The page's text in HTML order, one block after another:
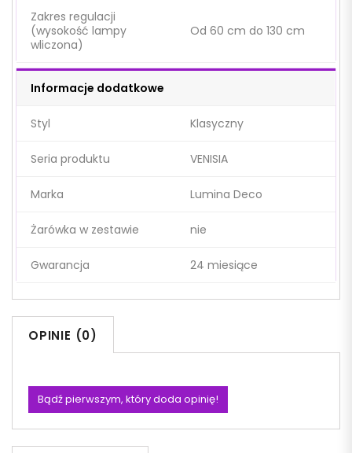
Zakres regulacji
(wysokość lampy
wliczona)
Od 60 cm do 130 cm
Informacje dodatkowe
Styl Klasyczny
Seria produktu VENISIA
Marka Lumina Deco
Żarówka w zestawie nie
Gwarancja 24 miesiące
OPINIE (0)
Bądź pierwszym, który doda opinię!